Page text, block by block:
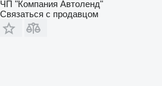
ЧП "Компания Автоленд"
Связаться с продавцом